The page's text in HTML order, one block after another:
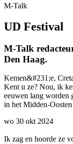
M-Talk
UD Festival
M-Talk
Den Haag.
Kemen&#231;e,
Kent u ze? Nou, ik
eeuwen lang worden
in het Midden-
wo 30 okt 2024
Ik zag en hoorde ze